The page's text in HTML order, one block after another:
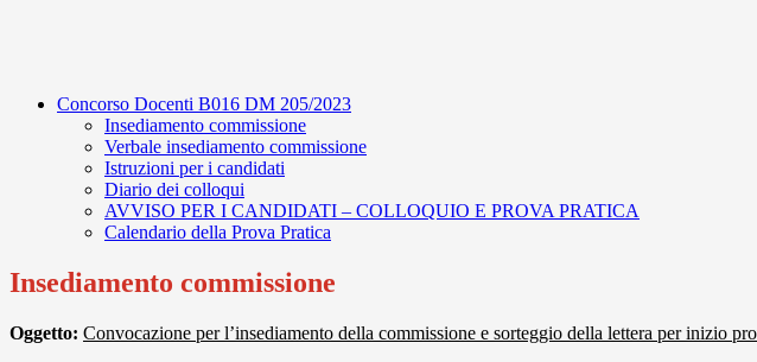
Concorso Docenti B016 DM 205/2023
Insediamento commissione
Verbale insediamento commissione
Istruzioni per i candidati
Diario dei colloqui
AVVISO PER I CANDIDATI – COLLOQUIO E PROVA PRATICA
Calendario della Prova Pratica
Insediamento commissione
Oggetto: Convocazione per l’insediamento della commissione e sorteggio della lettera per inizio